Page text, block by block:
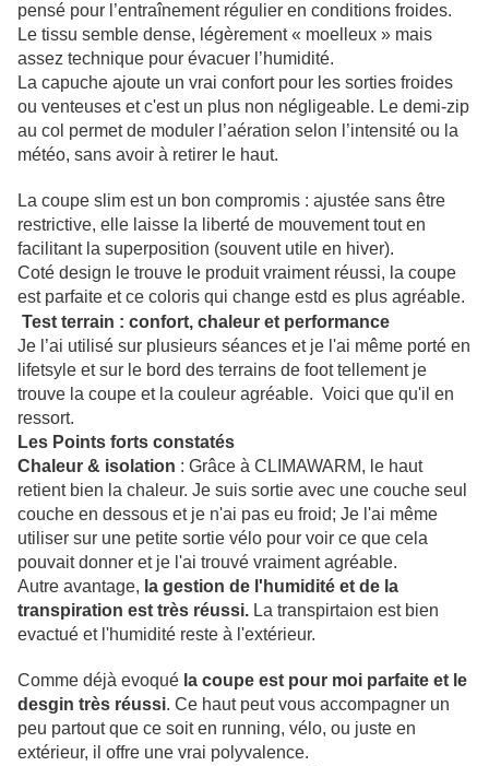
pensé pour l’entraînement régulier en conditions froides.
Le tissu semble dense, légèrement « moelleux » mais
assez technique pour évacuer l’humidité.
La capuche ajoute un vrai confort pour les sorties froides
ou venteuses et c'est un plus non négligeable. Le demi-zip
au col permet de moduler l’aération selon l’intensité ou la
météo, sans avoir à retirer le haut.
La coupe slim est un bon compromis : ajustée sans être
restrictive, elle laisse la liberté de mouvement tout en
facilitant la superposition (souvent utile en hiver).
Coté design le trouve le produit vraiment réussi, la coupe
est parfaite et ce coloris qui change estd es plus agréable.
Test terrain : confort, chaleur et performance
Je l’ai utilisé sur plusieurs séances et je l'ai même porté en
lifetsyle et sur le bord des terrains de foot tellement je
trouve la coupe et la couleur agréable. Voici que qu'il en
ressort.
Les Points forts constatés
Chaleur & isolation : Grâce à CLIMAWARM, le haut
retient bien la chaleur. Je suis sortie avec une couche seul
couche en dessous et je n'ai pas eu froid; Je l'ai même
utiliser sur une petite sortie vélo pour voir ce que cela
pouvait donner et je l'ai trouvé vraiment agréable.
Autre avantage, la gestion de l'humidité et de la
transpiration est très réussi. La transpirtaion est bien
evactué et l'humidité reste à l'extérieur.
Comme déjà evoqué la coupe est pour moi parfaite et le
desgin très réussi. Ce haut peut vous accompagner un
peu partout que ce soit en running, vélo, ou juste en
extérieur, il offre une vrai polyvalence.